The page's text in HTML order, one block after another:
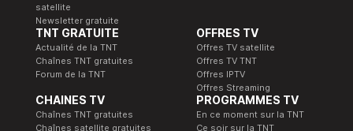
satellite
Newsletter gratuite
TNT GRATUITE
Actualité de la TNT
Chaînes TNT gratuites
Forum de la TNT
OFFRES TV
Offres TV satellite
Offres TV TNT
Offres IPTV
Offres Streaming
CHAINES TV
Chaînes TNT gratuites
Chaînes satellite gratuites
PROGRAMMES TV
En ce moment sur la TNT
Ce soir sur la TNT